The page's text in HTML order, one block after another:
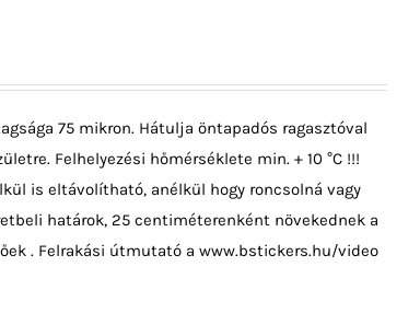
75 mikron. Hátulja öntapadós ragasztóval
Felhelyezési hőmérséklete min. + 10 °C !!!
is eltávolítható, anélkül hogy roncsolná vagy
határok, 25 centiméterenként növekednek a
. Felrakási útmutató a www.bstickers.hu/video